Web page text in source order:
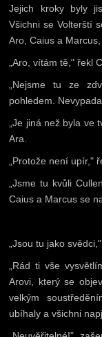
Jejich kroky byly
Všichni se Volterští
Aro, Caius a
„Aro, vítám tě," řekl
„Nejsme tu ze
pohledem.
„Je jiná než byla ve
Ara.
„Protože není upír,"
„Jsme tu kvůli
Caius a Marcus se
„Jsou tu jako
„Rád ti vše
Arovi, který se
velkým
ubíhaly a všichni